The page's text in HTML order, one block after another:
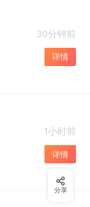
30分钟前
详情
1小时前
详情
分享